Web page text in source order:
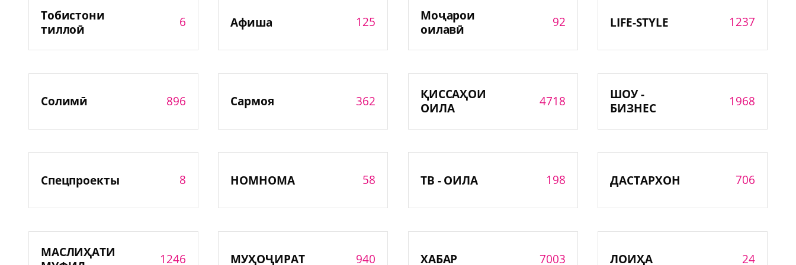
Тобистони
тиллоӣ
6 Афиша 125
Моҷарои
оилавӣ
92 LIFE-STYLE 1237
Солимӣ 896 Сармоя 362
ҚИССАҲОИ
ОИЛА
4718
ШОУ -
БИЗНЕС
1968
Спецпроекты 8 НОМНОМА 58 ТВ - ОИЛА 198 ДАСТАРХОН 706
МАСЛИҲАТИ
1246 МУҲОҶИРАТ 940 ХАБАР 7003 ЛОИҲА 24